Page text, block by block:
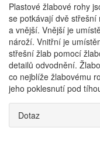
Plastové žlabové rohy
se potkávají dvě
a vnější. Vnější je
nároží. Vnitřní je
střešní žlab pomocí
detailů odvodnění.
co nejblíže žlabovému
jeho poklesnutí pod
Dotaz